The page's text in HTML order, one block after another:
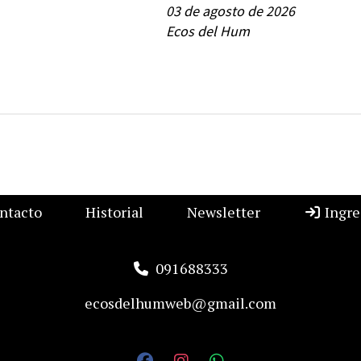
Ecos del Hum
03 de agosto de 2026
Historial Newsletter
091688333
ecosdelhumweb@gmail.com